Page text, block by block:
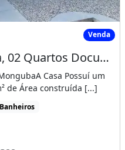
02 Quartos Venda
Lindas Casas na Pavuna, 02 Quartos Documentação Gratis! Cód. Vp0N3E
Casa Possuí um
de Área construída [...]